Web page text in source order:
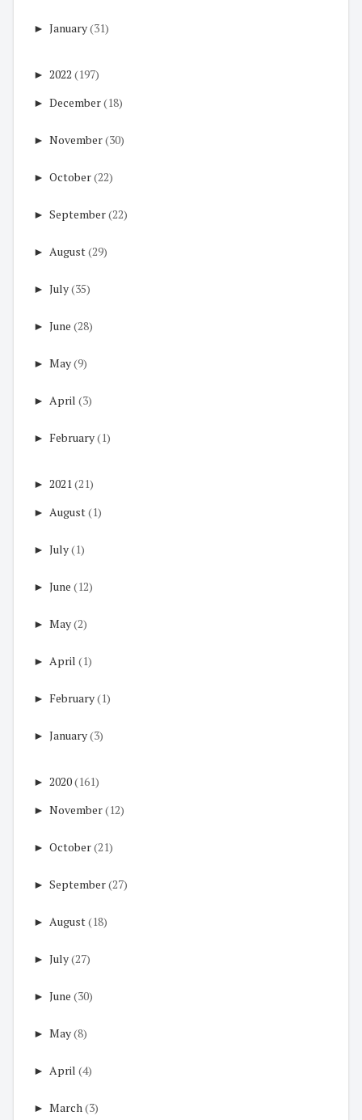
► January(31)
► 2022 (197)
► December(18)
► November(30)
► October(22)
► September(22)
► August(29)
► July(35)
► June (28)
► May(9)
► April (3)
► February(1)
► 2021 (21)
► August(1)
► July(1)
► June (12)
► May(2)
► April (1)
► February(1)
► January(3)
► 2020(161)
► November(12)
► October(21)
► September(27)
► August(18)
► July(27)
► June (30)
► May(8)
► April (4)
► March(3)